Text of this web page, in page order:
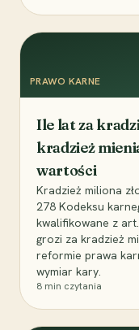
PRAWO KARNE
Ile lat za
kradzież
wartości
Kradzież miliona
278 Kodeksu
kwalifikowane z
grozi za kradzież
reformie prawa
wymiar kary.
8 min czytania